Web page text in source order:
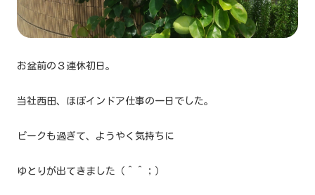
お盆前の３連休初日。
当社西田、ほぼインドア仕事の一日でした。
ピークも過ぎて、ようやく気持ちに
ゆとりが出てきました（＾＾；）